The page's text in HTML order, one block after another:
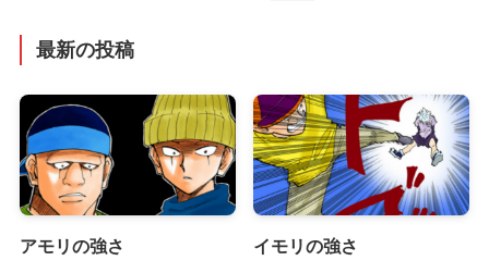
最新の投稿
アモリの強さ イモリの強さ